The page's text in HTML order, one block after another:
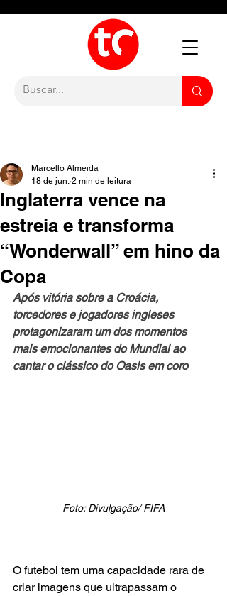
Inglaterra vence na
estreia e transforma
“Wonderwall” em hino da
Copa
Marcello Almeida
18 de jun. 2 min de leitura
Após vitória sobre a Croácia,
torcedores e jogadores ingleses
protagonizaram um dos momentos
mais emocionantes do Mundial ao
cantar o clássico do Oasis em coro
Foto: Divulgação/ FIFA
O futebol tem uma capacidade rara de
criar imagens que ultrapassam o